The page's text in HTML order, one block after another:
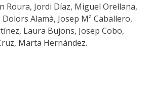
Roura, Jordi Díaz, Miguel Orellana,
Dolors Alamà, Josep Mª Caballero,
Laura Bujons, Josep Cobo,
Marta Hernández.